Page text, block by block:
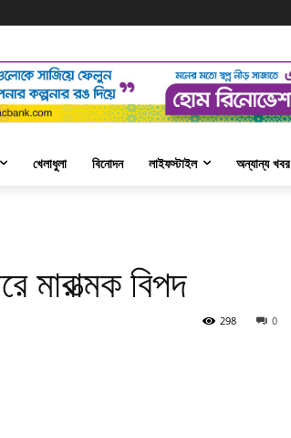
খেলাধুলা বিনোদন লাইফস্টাইল অন্যান্য খবর
মারাত্মক বিপদ
0
298